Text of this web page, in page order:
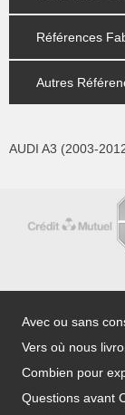
Références
Autres
AUDI A3 (2003-
Avec ou sans
Vers où nous
Combien pour
Questions avant